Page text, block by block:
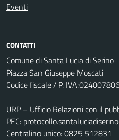
Eventi
CONTATTI
Comune di Santa Lucia di Serino
Piazza San Giuseppe Moscati
Codice fiscale / P.
URP – Ufficio Relazioni con il
PEC:
Centralino unico: 0825 512831